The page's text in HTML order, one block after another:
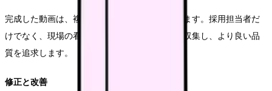
完成した動画は、複数の視点でレビューを行います。採用担当者だ
けでなく、現場の看護師や管理職からも意見を収集し、より良い品
質を追求します。
修正と改善